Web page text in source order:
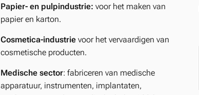
Papier- en pulpindustrie: voor het maken van
papier en karton.
Cosmetica-industrie voor het vervaardigen van
cosmetische producten.
Medische sector: fabriceren van medische
apparatuur, instrumenten, implantaten,